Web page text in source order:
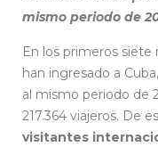
mismo periodo de
En los primeros siete
han ingresado a
al mismo periodo de
217.364 viajeros. De
visitantes